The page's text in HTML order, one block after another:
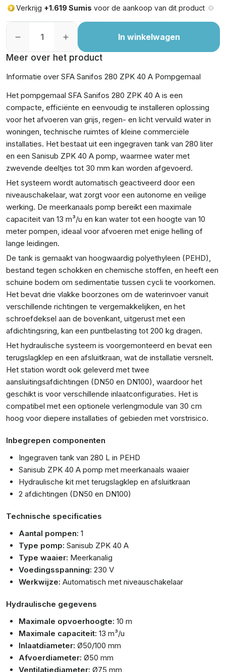
Verkrijg +1.619 Sumis voor de aankoop van dit product
In winkelwagen
Meer over het product
Informatie over SFA Sanifos 280 ZPK 40 A Pompgemaal
Het pompgemaal SFA Sanifos 280 ZPK 40 A is een
compacte, efficiënte en eenvoudig te installeren oplossing
voor het afvoeren van grijs, regen- en licht vervuild water in
woningen, technische ruimtes of kleine commerciële
installaties. Het bestaat uit een ingegraven tank van 280 liter
en een Sanisub ZPK 40 A pomp, waarmee water met
zwevende deeltjes tot 30 mm kan worden afgevoerd.
Het systeem wordt automatisch geactiveerd door een
niveauschakelaar, wat zorgt voor een autonome en veilige
werking. De meerkanaals pomp bereikt een maximale
capaciteit van 13 m³/u en kan water tot een hoogte van 10
meter pompen, ideaal voor afvoeren met enige helling of
lange leidingen.
De tank is gemaakt van hoogwaardig polyethyleen (PEHD),
bestand tegen schokken en chemische stoffen, en heeft een
schuine bodem om sedimentatie tussen cycli te voorkomen.
Het bevat drie vlakke boorzones om de waterinvoer vanuit
verschillende richtingen te vergemakkelijken, en het
schroefdeksel aan de bovenkant, uitgerust met een
afdichtingsring, kan een puntbelasting tot 200 kg dragen.
Het hydraulische systeem is voorgemonteerd en bevat een
terugslagklep en een afsluitkraan, wat de installatie versnelt.
Het station wordt ook geleverd met twee
aansluitingsafdichtingen (DN50 en DN100), waardoor het
geschikt is voor verschillende inlaatconfiguraties. Het is
compatibel met een optionele verlengmodule van 30 cm
hoog voor diepere installaties of gebieden met vorstrisico.
Inbegrepen componenten
Ingegraven tank van 280 L in PEHD
Sanisub ZPK 40 A pomp met meerkanaals waaier
Hydraulische kit met terugslagklep en afsluitkraan
2 afdichtingen (DN50 en DN100)
Technische specificaties
Aantal pompen: 1
Type pomp: Sanisub ZPK 40 A
Type waaier: Meerkanalig
Voedingsspanning: 230 V
Werkwijze: Automatisch met niveauschakelaar
Hydraulische gegevens
Maximale opvoerhoogte: 10 m
Maximale capaciteit: 13 m³/u
Inlaatdiameter: Ø50/100 mm
Afvoerdiameter: Ø50 mm
Ventilatiediameter: Ø75 mm